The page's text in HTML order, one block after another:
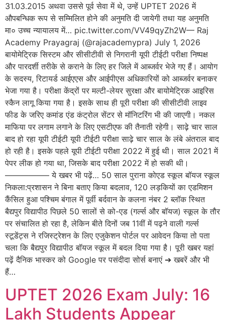
31.03.2015 अथवा उससे पूर्व सेवा में थे, उन्हें UPTET 2026 में
औपबन्धिक रूप से सम्मिलित होने की अनुमति दी जायेगी तथा यह अनुमति
मा० उच्च न्यायालय में… pic.twitter.com/VV49qyZh2W— Raj
Academy Prayagraj (@rajacademypra) July 1, 2026
बायोमेट्रिक सिस्टम और सीसीटीवी से निगरानी यूपी टीईटी परीक्षा निष्पक्ष
और पारदर्शी तरीके से कराने के लिए हर जिले में आब्जर्वर भेजे गए हैं। आयोग
के सदस्य, रिटायर्ड आईएएस और आईपीएस अधिकारियों को आब्जर्वर बनाकर
भेजा गया है। परीक्षा केंद्रों पर मल्टी-लेयर सुरक्षा और बायोमेट्रिक आइरिस
स्कैन लागू किया गया है। इसके साथ ही पूरी परीक्षा की सीसीटीवी लाइव
फीड के जरिए कमांड एंड कंट्रोल सेंटर से मॉनिटरिंग भी की जाएगी। नकल
माफिया पर लगाम लगाने के लिए एसटीएफ की तैनाती रहेगी। साढ़े चार साल
बाद हो रहा यूपी टीईटी यूपी टीईटी परीक्षा साढ़े चार साल के लंबे अंतराल बाद
हो रही है। इसके पहले यूपी टीईटी परीक्षा 2022 में हुई थी। साल 2021 में
पेपर लीक हो गया था, जिसके बाद परीक्षा 2022 में हो सकी थी।
—————– ये खबर भी पढ़ें… 50 साल पुराना कोएड स्कूल बॉयज स्कूल
निकला:प्रशासन ने बिना बताए किया बदलाव, 120 लड़कियों का एडमिशन
कैंसिल हुआ पश्चिम बंगाल में पूर्वी बर्दवान के कलना नंबर 2 ब्लॉक स्थित
बैद्यपुर विद्यापीठ पिछले 50 सालों से को-एड (गर्ल्स और बॉयज) स्कूल के तौर
पर संचालित हो रहा है, लेकिन बीते दिनों जब 11वीं में पढ़ने वाली गर्ल्स
स्टूडेंट्स ने रजिस्ट्रेशन के लिए एजुकेशन पोर्टल पर आवेदन किया तो पता
चला कि बैद्यपुर विद्यापीठ बॉयज स्कूल में बदल दिया गया है। पूरी खबर यहां
पढ़ें दैनिक भास्कर को Google पर पसंदीदा सोर्स बनाएं ➔ खबरें और भी
हैं…
UPTET 2026 Exam July: 16
Lakh Students Appear